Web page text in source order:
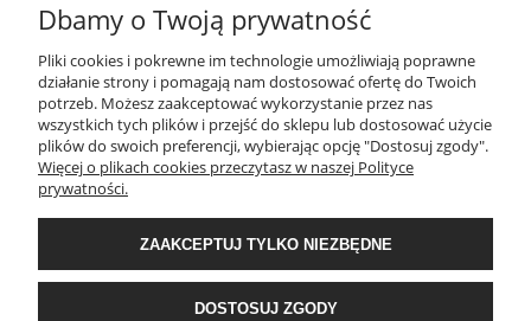
MOJE KONTO
PŁATNOŚCI I DOSTAWA
KONTAKT
Wyposażenie łazienek Łazienki.eco | Pawła 23, 41-708 Ruda Śląska | E-mail:
sklep@lazienki.eco | Tel.: 600 012 164 lub 600 012 159 | TGS Przemysław
Stoń | NIP: 6312213594 | REGON: 276403698
Dbamy o Twoją prywatność
Pliki cookies i pokrewne im technologie umożliwiają poprawne
działanie strony i pomagają nam dostosować ofertę do Twoich
potrzeb. Możesz zaakceptować wykorzystanie przez nas
wszystkich tych plików i przejść do sklepu lub dostosować użycie
plików do swoich preferencji, wybierając opcję "Dostosuj zgody".
Więcej o plikach cookies przeczytasz w naszej Polityce
prywatności.
ZAAKCEPTUJ TYLKO NIEZBĘDNE
DOSTOSUJ ZGODY